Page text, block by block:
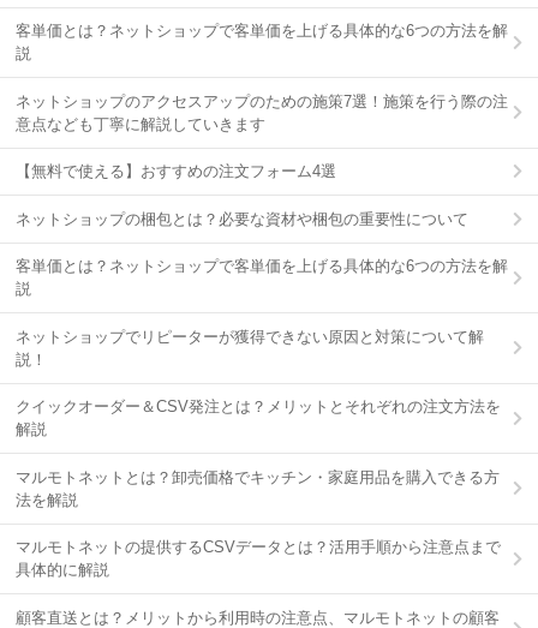
客単価とは？ネットショップで客単価を上げる具体的な6つの方法を解
説
ネットショップのアクセスアップのための施策7選！施策を行う際の注
意点なども丁寧に解説していきます
【無料で使える】おすすめの注文フォーム4選
ネットショップの梱包とは？必要な資材や梱包の重要性について
客単価とは？ネットショップで客単価を上げる具体的な6つの方法を解
説
ネットショップでリピーターが獲得できない原因と対策について解
説！
クイックオーダー＆CSV発注とは？メリットとそれぞれの注文方法を
解説
マルモトネットとは？卸売価格でキッチン・家庭用品を購入できる方
法を解説
マルモトネットの提供するCSVデータとは？活用手順から注意点まで
具体的に解説
顧客直送とは？メリットから利用時の注意点、マルモトネットの顧客